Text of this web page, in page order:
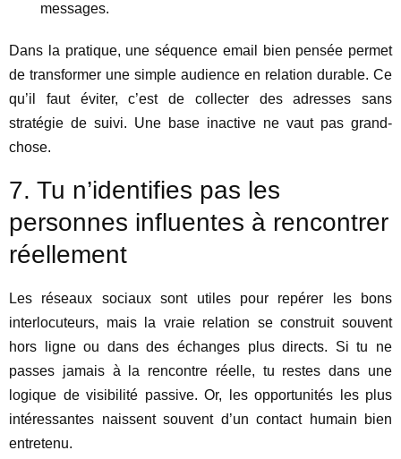
messages.
Dans la pratique, une séquence email bien pensée permet
de transformer une simple audience en relation durable. Ce
qu’il faut éviter, c’est de collecter des adresses sans
stratégie de suivi. Une base inactive ne vaut pas grand-
chose.
7. Tu n’identifies pas les
personnes influentes à rencontrer
réellement
Les réseaux sociaux sont utiles pour repérer les bons
interlocuteurs, mais la vraie relation se construit souvent
hors ligne ou dans des échanges plus directs. Si tu ne
passes jamais à la rencontre réelle, tu restes dans une
logique de visibilité passive. Or, les opportunités les plus
intéressantes naissent souvent d’un contact humain bien
entretenu.